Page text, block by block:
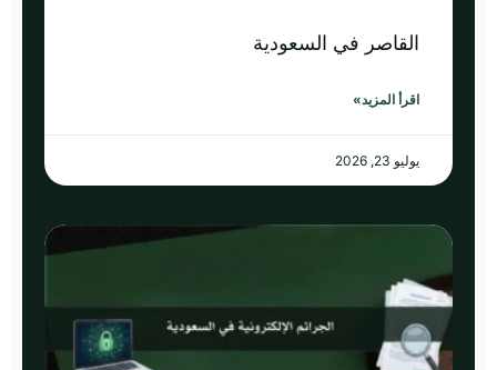
القاصر في السعودية
اقرأ المزيد»
يوليو 23, 2026